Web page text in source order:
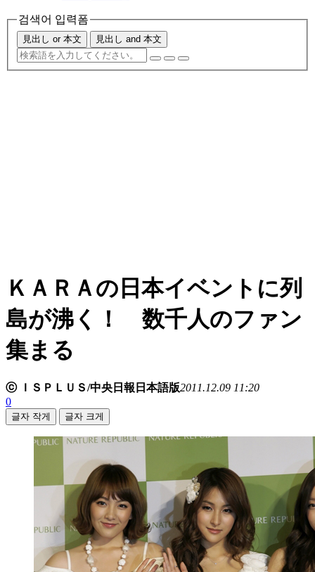
검색어 입력폼
見出し or 本文 見出し and 本文
ＫＡＲＡの日本イベントに列
島が沸く！ 数千人のファン
集まる
ⓒ ＩＳＰＬＵＳ/中央日報日本語版2011.12.09 11:20
0
글자 작게 글자 크게